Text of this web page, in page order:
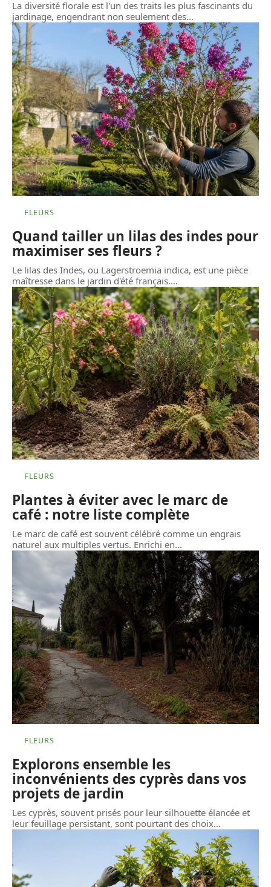
La diversité florale est l'un des traits les plus fascinants du
jardinage, engendrant non seulement des…
FLEURS
Quand tailler un lilas des indes pour
maximiser ses fleurs ?
Le lilas des Indes, ou Lagerstroemia indica, est une pièce
maîtresse dans le jardin d'été français.…
FLEURS
Plantes à éviter avec le marc de
café : notre liste complète
Le marc de café est souvent célébré comme un engrais
naturel aux multiples vertus. Enrichi en…
FLEURS
Explorons ensemble les
inconvénients des cyprès dans vos
projets de jardin
Les cyprès, souvent prisés pour leur silhouette élancée et
leur feuillage persistant, sont pourtant des choix…